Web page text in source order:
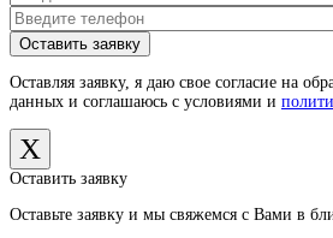
Оставляя заявку, я даю свое согласие на
данных и соглашаюсь с условиями и
X
Оставить заявку
Оставьте заявку и мы свяжемся с Вами в